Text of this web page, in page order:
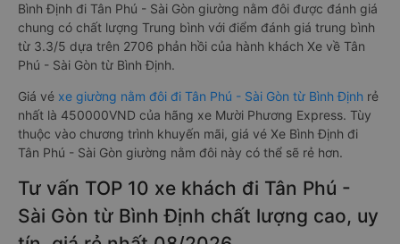
Bình Định đi Tân Phú - Sài Gòn giường nằm đôi được đánh giá
chung có chất lượng Trung bình với điểm đánh giá trung bình
từ 3.3/5 dựa trên 2706 phản hồi của hành khách Xe về Tân
Phú - Sài Gòn từ Bình Định.
Giá vé xe giường nằm đôi đi Tân Phú - Sài Gòn từ Bình Định rẻ
nhất là 450000VND của hãng xe Mười Phương Express. Tùy
thuộc vào chương trình khuyến mãi, giá vé Xe Bình Định đi
Tân Phú - Sài Gòn giường nằm đôi này có thể sẽ rẻ hơn.
Tư vấn TOP 10 xe khách đi Tân Phú -
Sài Gòn từ Bình Định chất lượng cao, uy